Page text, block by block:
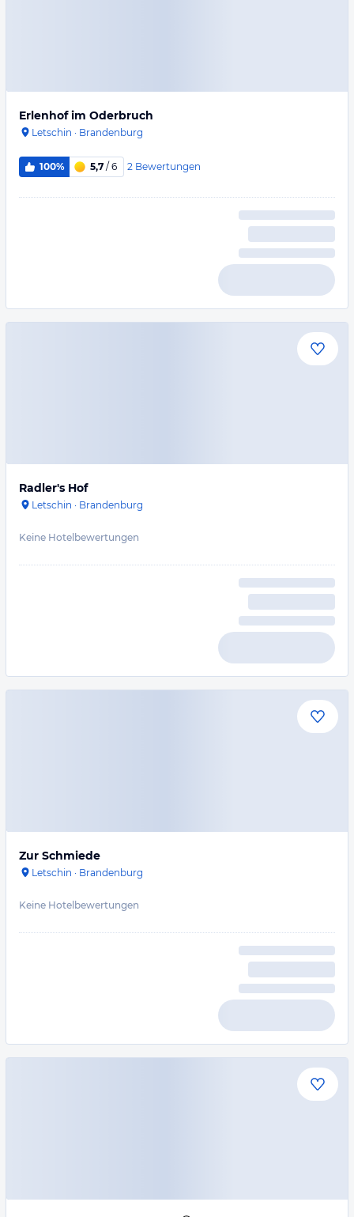
Erlenhof im Oderbruch
Letschin · Brandenburg
100% 5,7 / 6 2 Bewertungen
Radler's Hof
Letschin · Brandenburg
Keine Hotelbewertungen
Zur Schmiede
Letschin · Brandenburg
Keine Hotelbewertungen